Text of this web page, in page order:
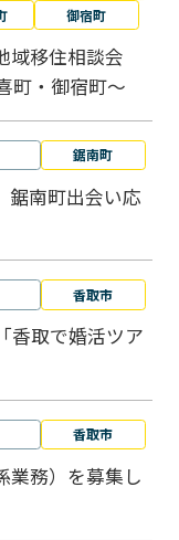
御宿町
域移住相談会
町・御宿町～
鋸南町
鋸南町出会い応
香取市
香取で婚活ツア
香取市
業務）を募集し